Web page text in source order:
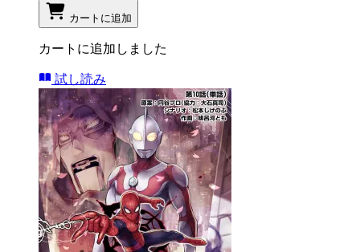
カートに追加
カートに追加しました
試し読み